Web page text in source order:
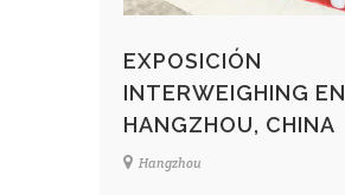
EXPOSICIÓN
INTERWEIGHING EN
HANGZHOU, CHINA
Hangzhou